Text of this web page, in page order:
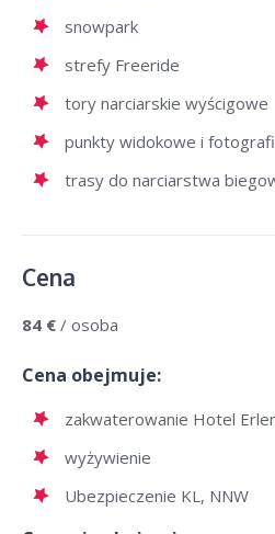
snowpark
strefy Freeride
tory narciarskie wyścigowe
punkty widokowe i
trasy do narciarstwa
Cena
84 € / osoba
Cena obejmuje:
zakwaterowanie Hotel
wyżywienie
Ubezpieczenie KL, NNW